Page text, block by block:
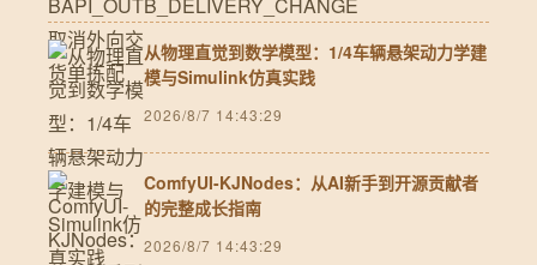
从物理直觉到数学模型：1/4车辆悬架动力学建
模与Simulink仿真实践
2026/8/7 14:43:29
ComfyUI-KJNodes：从AI新手到开源贡献者
的完整成长指南
2026/8/7 14:43:29